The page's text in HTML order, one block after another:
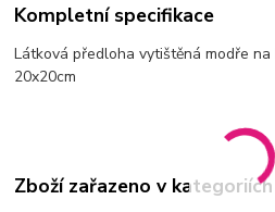
Kompletní specifikace
Látková předloha vytištěná modře
20x20cm
Zboží zařazeno v kategoriích